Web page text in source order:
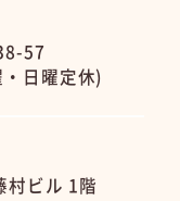
57
日曜定休)
村ビル 1階